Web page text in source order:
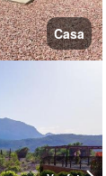
Casa